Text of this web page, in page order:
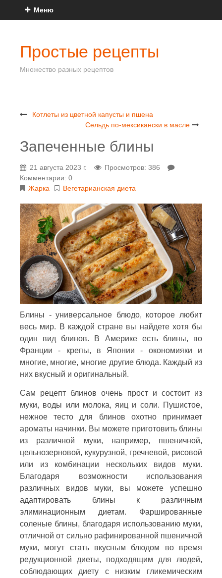
Меню
Простые рецепты
Множество разных рецептов
Котлеты из цветной капусты и пшена
Сельдь по-мексикански в масле
Запеченные блины
21 августа 2023 г.
Просмотров: 386
Комментарии: 0
Жарка
Вегетарианская диета
Блины - универсальное блюдо, которое любит
весь мир. В каждой стране вы найдете хотя бы
один вид блинов. В Америке есть блины, во
Франции - крепы, в Японии - окономияки и
многие, многие, многие другие блюда. Каждый из
них вкусный и оригинальный.
Сам рецепт блинов очень прост и состоит из
муки, воды или молока, яиц и соли. Пушистое,
нежное тесто для блинов охотно принимает
ароматы начинки. Вы можете приготовить блины
из различной муки, например, пшеничной,
цельнозерновой, кукурузной, гречневой, рисовой
или из комбинации нескольких видов муки.
Благодаря возможности использования
различных видов муки, вы можете успешно
адаптировать блины к различным
элиминационным диетам. Фаршированные
соленые блины, благодаря использованию муки,
отличной от сильно рафинированной пшеничной
муки, могут стать вкусным блюдом во время
редукционной диеты, подходящим для людей,
соблюдающих диету с низким гликемическим